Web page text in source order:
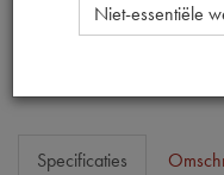
Mail ons
Specificaties
Niet-essentiële